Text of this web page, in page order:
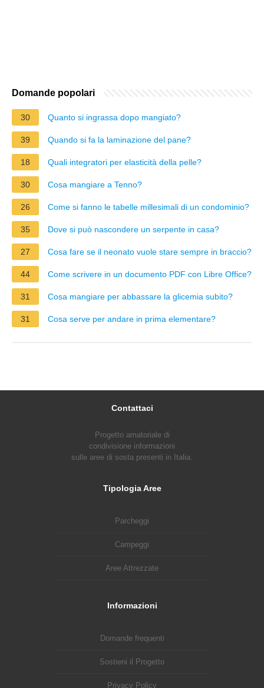
Domande popolari
30 Quanto si ingrassa dopo mangiato?
39 Quando si fa la laminazione del pane?
18 Quali integratori per elasticità della pelle?
30 Cosa mangiare a Tenno?
26 Come si fanno le tabelle millesimali di un condominio?
35 Dove si può nascondere un serpente in casa?
27 Cosa fare se il neonato vuole stare sempre in braccio?
44 Come scrivere in un documento PDF con Libre Office?
31 Cosa mangiare per abbassare la glicemia subito?
31 Cosa serve per andare in prima elementare?
Contattaci
Progetto amatoriale di
condivisione informazioni
sulle aree di sosta presenti in Italia.
Tipologia Aree
Parcheggi
Campeggi
Aree Attrezzate
Informazioni
Domande frequenti
Sostieni il Progetto
Privacy Policy